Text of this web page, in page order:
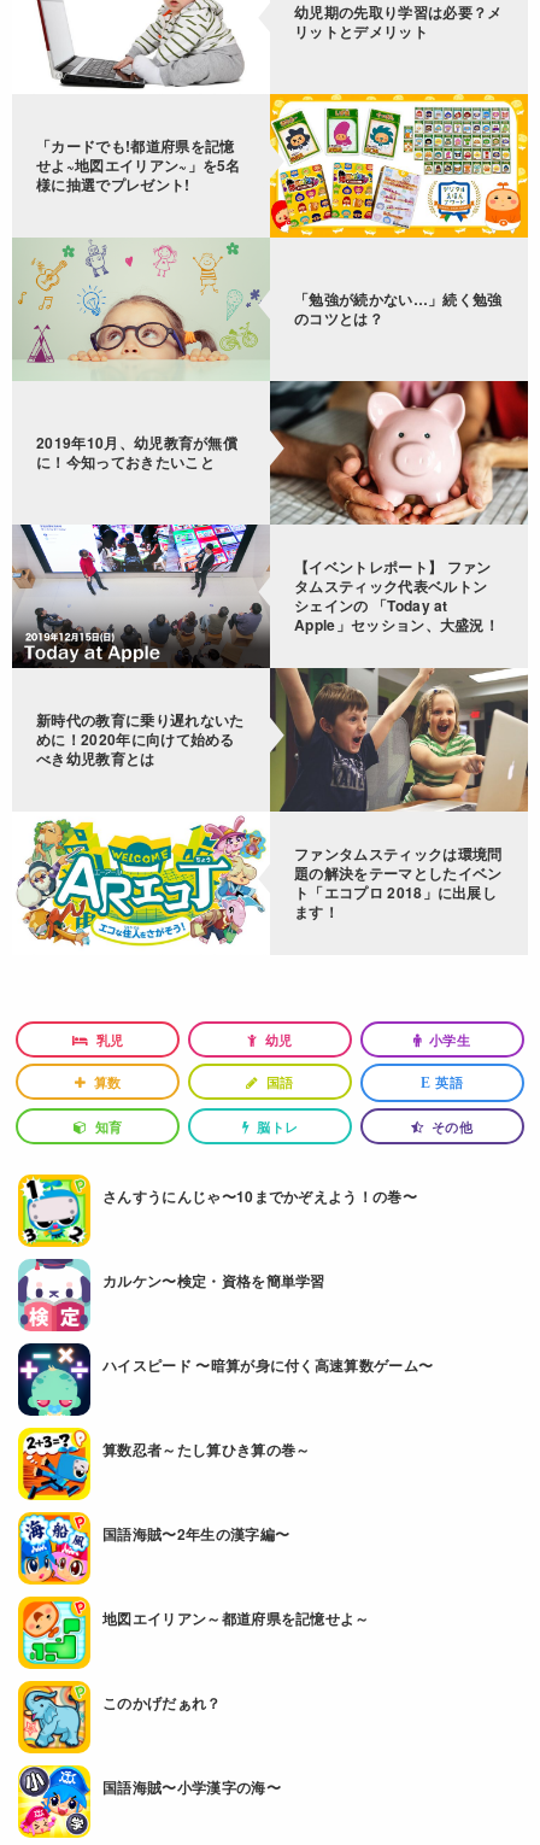
幼児期の先取り学習は必要？メ
リットとデメリット
「カードでも!都道府県を記憶
せよ~地図エイリアン~」を5名
様に抽選でプレゼント!
「勉強が続かない…」続く勉強
のコツとは？
2019年10月、幼児教育が無償
に！今知っておきたいこと
【イベントレポート】 ファン
タムスティック代表ベルトン
シェインの 「Today at
Apple」セッション、大盛況！
新時代の教育に乗り遅れないた
めに！2020年に向けて始める
べき幼児教育とは
ファンタムスティックは環境問
題の解決をテーマとしたイベン
ト「エコプロ 2018」に出展し
ます！
乳児 幼児 小学生
算数 国語 E 英語
知育 脳トレ その他
さんすうにんじゃ〜10までかぞえよう！の巻〜
カルケン〜検定・資格を簡単学習
ハイスピード 〜暗算が身に付く高速算数ゲーム〜
算数忍者～たし算ひき算の巻～
国語海賊〜2年生の漢字編〜
地図エイリアン～都道府県を記憶せよ～
このかげだぁれ？
国語海賊〜小学漢字の海〜